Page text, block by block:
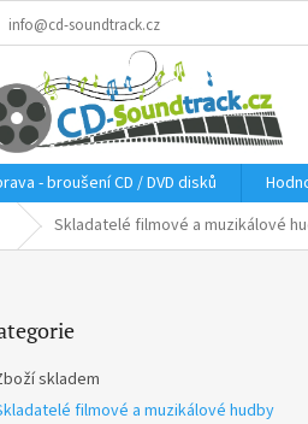
info@cd-soundtrack.cz
- broušení CD / DVD disků
Domů Skladatelé filmové a muzikálové
skladem
filmové a muzikálové hudby